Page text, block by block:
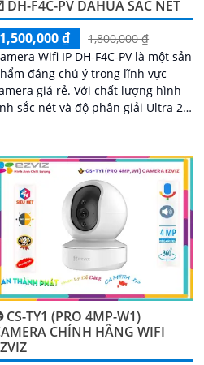
DH-F4C-PV DAHUA SẮC NÉT
1,500,000 ₫
1,800,000 ₫
Wifi IP DH-F4C-PV là một sản
đáng chú ý trong lĩnh vực
giá rẻ. Với chất lượng hình
sắc nét và độ phân giải Ultra 2k,
CS-TY1 (PRO 4MP-W1)
CHÍNH HÃNG WIFI